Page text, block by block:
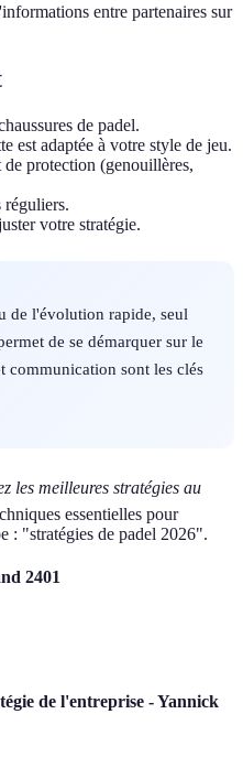
entre partenaires sur
de padel.
est adaptée à votre style de jeu.
protection (genouillères,
réguliers.
votre stratégie.
de l'évolution rapide, seul
de se démarquer sur le
communication sont les clés
les meilleures stratégies au
essentielles pour
: "stratégies de padel 2026".
2401
de l'entreprise - Yannick